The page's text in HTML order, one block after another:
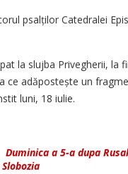
psalților Catedralei
la slujba Privegherii, la
ce adăpostește un
luni, 18 iulie.
Duminica a 5-a dupa